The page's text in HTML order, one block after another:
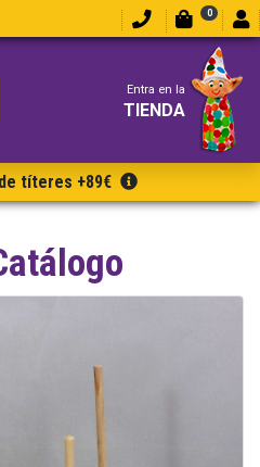
0
Entra en la
TIENDA
títeres +89€